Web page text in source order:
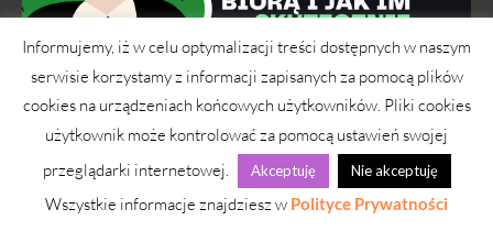
Informujemy, iż w celu optymalizacji treści dostępnych w naszym
serwisie korzystamy z informacji zapisanych za pomocą plików
cookies na urządzeniach końcowych użytkowników. Pliki cookies
użytkownik może kontrolować za pomocą ustawień swojej
przeglądarki internetowej.
Akceptuję Nie akceptuję
Wszystkie informacje znajdziesz w Polityce Prywatności